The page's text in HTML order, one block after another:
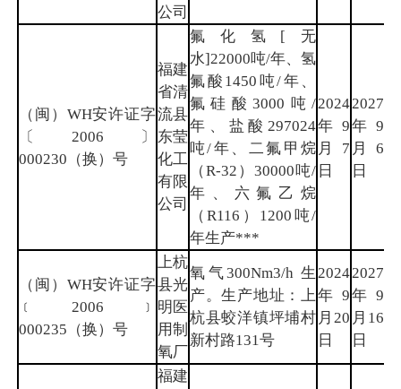
公司
（闽）WH安许证字
〔2006〕
000230（换）号
福建
省清
流县
东莹
化工
有限
公司
氟化氢[无
水]22000吨/年、氢
氟酸1450吨/年、
氟硅酸3000吨/
年、盐酸297024
吨/年、二氟甲烷
（R-32）30000吨/
年、六氟乙烷
（R116）1200吨/
年生产***
2024
年9
月7
日
2027
年9
月6
日
（闽）WH安许证字
﹝2006﹞
000235（换）号
上杭
县光
明医
用制
氧厂
氧气300Nm3/h 生
产。生产地址：上
杭县蛟洋镇坪埔村
新村路131号
2024
年9
月20
日
2027
年9
月16
日
福建